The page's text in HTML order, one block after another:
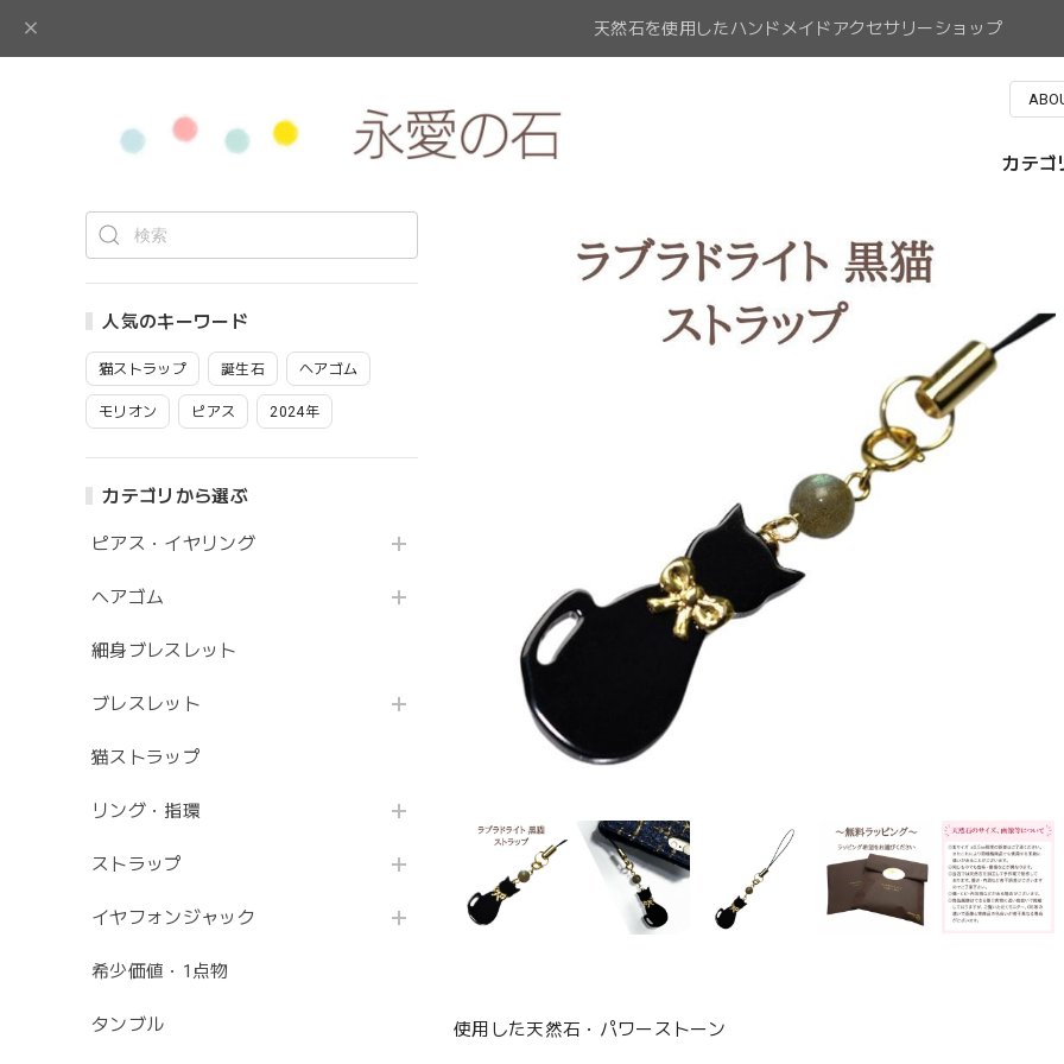
天然石を使用したハンドメイドアクセサリーショップ
カテゴ
人気のキーワード
猫ストラップ 誕生石 ヘアゴム
モリオン ピアス 2024年
カテゴリから選ぶ
ピアス・イヤリング
ヘアゴム
細身ブレスレット
ブレスレット
猫ストラップ
リング・指環
ストラップ
イヤフォンジャック
希少価値・1点物
タンブル 使用した天然石・パワーストーン